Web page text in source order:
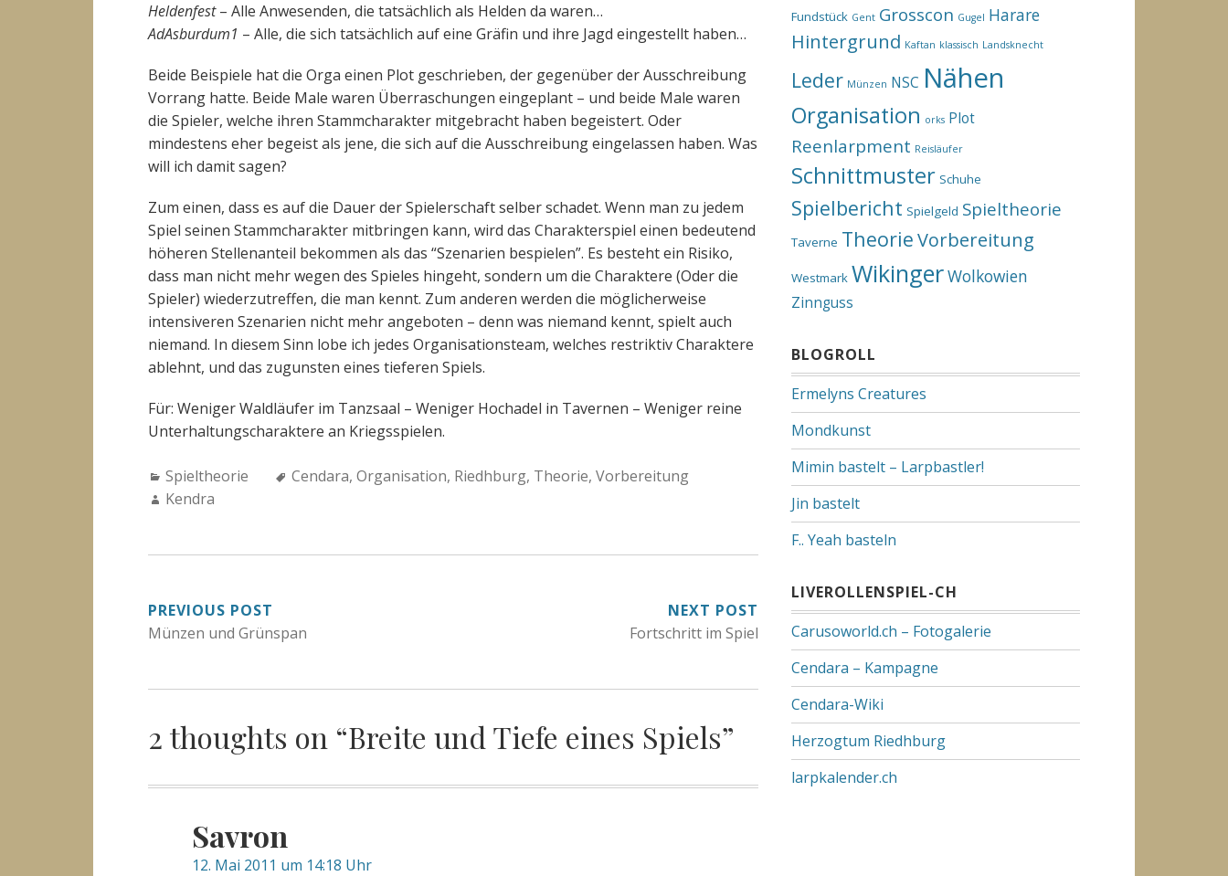
Heldenfest– Alle Anwesenden, die tatsächlich als Helden da waren…
AdAsburdum1 – Alle, die sich tatsächlich auf eine Gräfin und ihre Jagd eingestellt haben…
Beide Beispiele hat die Orga einen Plot geschrieben, der gegenüber der Ausschreibung
Vorrang hatte. Beide Male waren Überraschungen eingeplant – und beide Male waren
die Spieler, welche ihren Stammcharakter mitgebracht haben begeistert. Oder
mindestens eher begeist als jene, die sich auf die Ausschreibung eingelassen haben. Was
will ich damit sagen?
Zum einen, dass es auf die Dauer der Spielerschaft selber schadet. Wenn man zu jedem
Spiel seinen Stammcharakter mitbringen kann, wird das Charakterspiel einen bedeutend
höheren Stellenanteil bekommen als das “Szenarien bespielen”. Es besteht ein Risiko,
dass man nicht mehr wegen des Spieles hingeht, sondern um die Charaktere (Oder die
Spieler) wiederzutreffen, die man kennt. Zum anderen werden die möglicherweise
intensiveren Szenarien nicht mehr angeboten – denn was niemand kennt, spielt auch
niemand. In diesem Sinn lobe ich jedes Organisationsteam, welches restriktiv Charaktere
ablehnt, und das zugunsten eines tieferen Spiels.
Für: Weniger Waldläufer im Tanzsaal – Weniger Hochadel in Tavernen – Weniger reine
Unterhaltungscharaktere an Kriegsspielen.
Categories:
Spieltheorie Tags:
Cendara, Organisation, Riedhburg, Theorie, Vorbereitung
Author:
Kendra
BEITRAGSNAVIGATION
PREVIOUS POST
Münzen und Grünspan
NEXT POST
Fortschritt im Spiel
2 thoughts on “Breite und Tiefe eines Spiels”
Savron
12. Mai 2011 um 14:18 Uhr
Fundstück Gent Grosscon Gugel Harare
Hintergrund Kaftan klassisch Landsknecht
Leder Münzen NSC Nähen
Organisation orks Plot
Reenlarpment Reisläufer
Schnittmuster Schuhe
Spielbericht Spielgeld Spieltheorie
Taverne TheorieVorbereitung
Westmark WikingerWolkowien
Zinnguss
BLOGROLL
Ermelyns Creatures
Mondkunst
Mimin bastelt – Larpbastler!
Jin bastelt
F.. Yeah basteln
LIVEROLLENSPIEL-CH
Carusoworld.ch – Fotogalerie
Cendara – Kampagne
Cendara-Wiki
Herzogtum Riedhburg
larpkalender.ch